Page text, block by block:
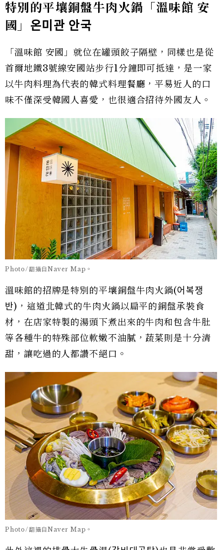
特別的平壤銅盤牛肉火鍋「溫味館 安
國」 온미관 안국
「溫味館 安國」就位在罐頭餃子隔壁，同樣也是從
首爾地鐵3號線安國站步行1分鐘即可抵達，是一家
以牛肉料理為代表的韓式料理餐廳，平易近人的口
味不僅深受韓國人喜愛，也很適合招待外國友人。
Photo/翻攝自Naver Map。
溫味館的招牌是特別的平壤銅盤牛肉火鍋(어복쟁
반)，這道北韓式的牛肉火鍋以扁平的銅盤承裝食
材，在店家特製的湯頭下煮出來的牛肉和包含牛肚
等各種牛的特殊部位軟嫩不油膩，蔬菜則是十分清
甜，讓吃過的人都讚不絕口。
Photo/翻攝自Naver Map。